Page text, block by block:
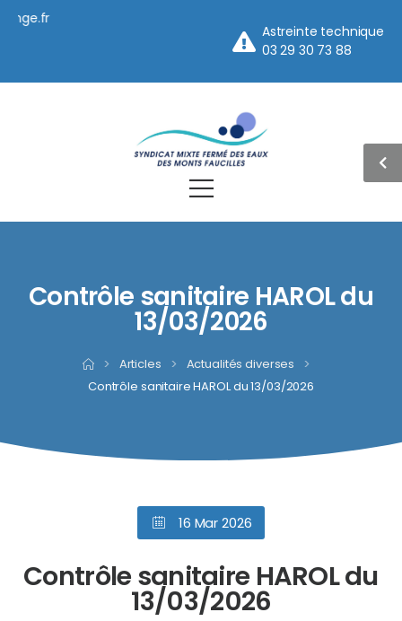
Astreinte technique
03 29 30 73 88
Contrôle sanitaire HAROL du
13/03/2026
> Articles > Actualités diverses >
Contrôle sanitaire HAROL du 13/03/2026
16 Mar 2026
Contrôle sanitaire HAROL du
13/03/2026